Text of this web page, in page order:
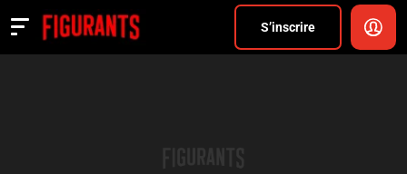
S’inscrire
Actualités